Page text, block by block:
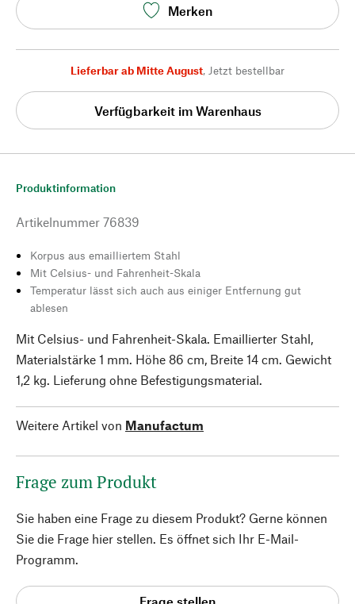
Merken
Lieferbar ab Mitte August, Jetzt bestellbar
Verfügbarkeit im Warenhaus
Produktinformation
Artikelnummer 76839
Korpus aus emailliertem Stahl
Mit Celsius- und Fahrenheit-Skala
Temperatur lässt sich auch aus einiger Entfernung gut
ablesen
Mit Celsius- und Fahrenheit-Skala. Emaillierter Stahl,
Materialstärke 1 mm. Höhe 86 cm, Breite 14 cm. Gewicht
1,2 kg. Lieferung ohne Befestigungsmaterial.
Weitere Artikel von Manufactum
Frage zum Produkt
Sie haben eine Frage zu diesem Produkt? Gerne können
Sie die Frage hier stellen. Es öffnet sich Ihr E-Mail-
Programm.
Frage stellen